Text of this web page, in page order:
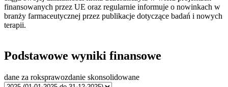
finansowanych przez UE oraz regularnie informuje o nowinkach w
branży farmaceutycznej przez publikacje dotyczące badań i nowych
terapii.
Podstawowe wyniki finansowe
dane za roksprawozdanie skonsolidowane